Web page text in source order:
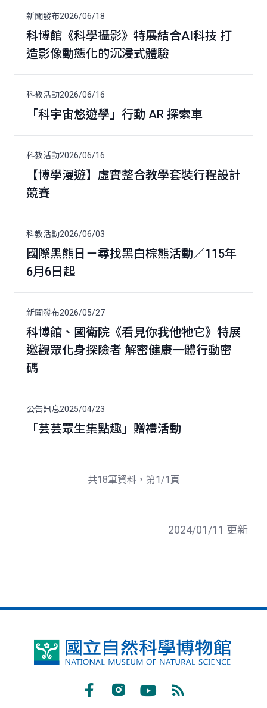
2026/06/18
新聞發布
科博館《科學攝影》特展結合AI科技 打
造影像動態化的沉浸式體驗
2026/06/16
科教活動
「科宇宙悠遊學」行動 AR 探索車
2026/06/16
科教活動
【博學漫遊】虛實整合教學套裝行程設計
競賽
2026/06/03
科教活動
國際黑熊日－尋找黑白棕熊活動／115年
6月6日起
2026/05/27
新聞發布
科博館、國衛院《看見你我他牠它》特展
邀觀眾化身探險者 解密健康一體行動密
碼
2025/04/23
公告訊息
「芸芸眾生集點趣」贈禮活動
共18筆資料，第1/1頁
2024/01/11 更新
國